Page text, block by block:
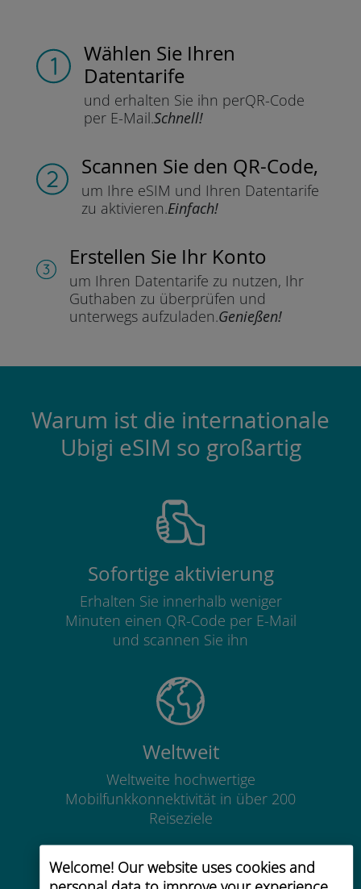
Welcome! Our website uses cookies and
Wählen Sie Ihren
Datentarife
und erhalten Sie ihn perQR-Code
per E-Mail.Schnell!
Scannen Sie den QR-Code,
um Ihre eSIM und Ihren Datentarife
zu aktivieren.Einfach!
Erstellen Sie Ihr Konto
um Ihren Datentarife zu nutzen, Ihr
Guthaben zu überprüfen und
unterwegs aufzuladen.Genießen!
Warum ist die internationale
Ubigi eSIM so großartig
Sofortige aktivierung
Erhalten Sie innerhalb weniger
Minuten einen QR-Code per E-Mail
und scannen Sie ihn
Weltweit
Weltweite hochwertige
Mobilfunkkonnektivität in über 200
Reiseziele